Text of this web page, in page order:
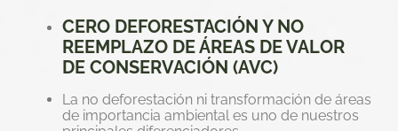
CERO DEFORESTACIÓN Y NO
REEMPLAZO DE ÁREAS DE VALOR
DE CONSERVACIÓN (AVC)
La no deforestación ni transformación de áreas
de importancia ambiental es uno de nuestros